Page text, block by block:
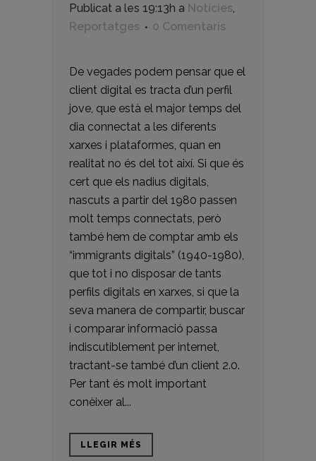
Publicat a les 19:13h a Notícies,
Reportatges
0 Comentaris
De vegades podem pensar que el
client digital es tracta d’un perfil
jove, que està el major temps del
dia connectat a les diferents
xarxes i plataformes, quan en
realitat no és del tot així. Si que és
cert que els nadius digitals,
nascuts a partir del 1980 passen
molt temps connectats, però
també hem de comptar amb els
“immigrants digitals” (1940-1980),
que tot i no disposar de tants
perfils digitals en xarxes, si que la
seva manera de compartir, buscar
i comparar informació passa
indiscutiblement per internet,
tractant-se també d’un client 2.0.
Per tant és molt important
conèixer al...
LLEGIR MÉS